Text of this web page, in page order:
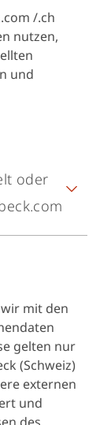
/.ch
nutzen,
und
oder
mit den
gelten nur
(Schweiz)
externen
und